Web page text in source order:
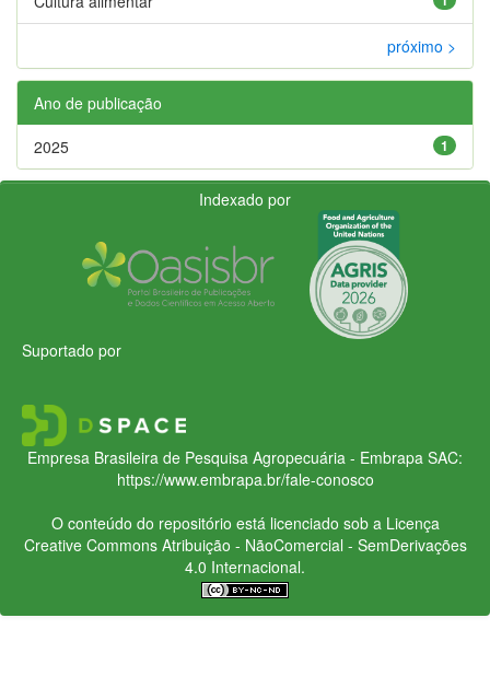
próximo >
Ano de publicação
1
2025
Indexado por
Suportado por
Empresa Brasileira de Pesquisa Agropecuária - Embrapa SAC:
https://www.embrapa.br/fale-conosco
O conteúdo do repositório está licenciado sob a Licença
Creative CommonsAtribuição - NãoComercial - SemDerivações
4.0 Internacional.